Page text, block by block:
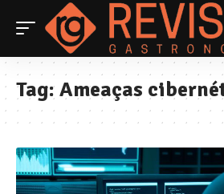
Tag:Ameaças